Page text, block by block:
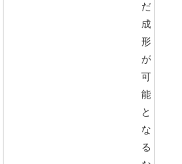
だ
成
形
が
可
能
と
な
る